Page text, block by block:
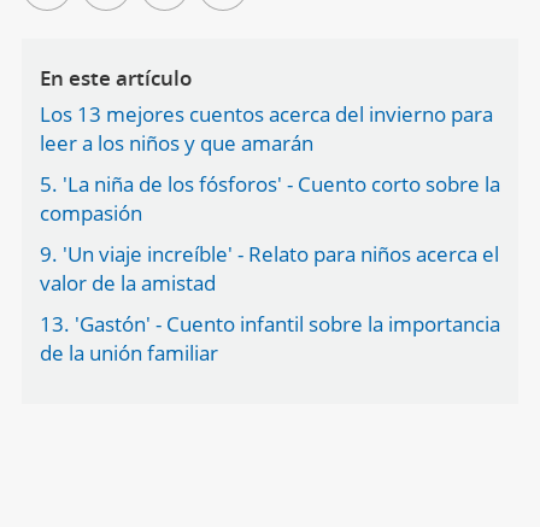
En este artículo
Los 13 mejores cuentos acerca del invierno para
leer a los niños y que amarán
5. 'La niña de los fósforos' - Cuento corto sobre la
compasión
9. 'Un viaje increíble' - Relato para niños acerca el
valor de la amistad
13. 'Gastón' - Cuento infantil sobre la importancia
de la unión familiar